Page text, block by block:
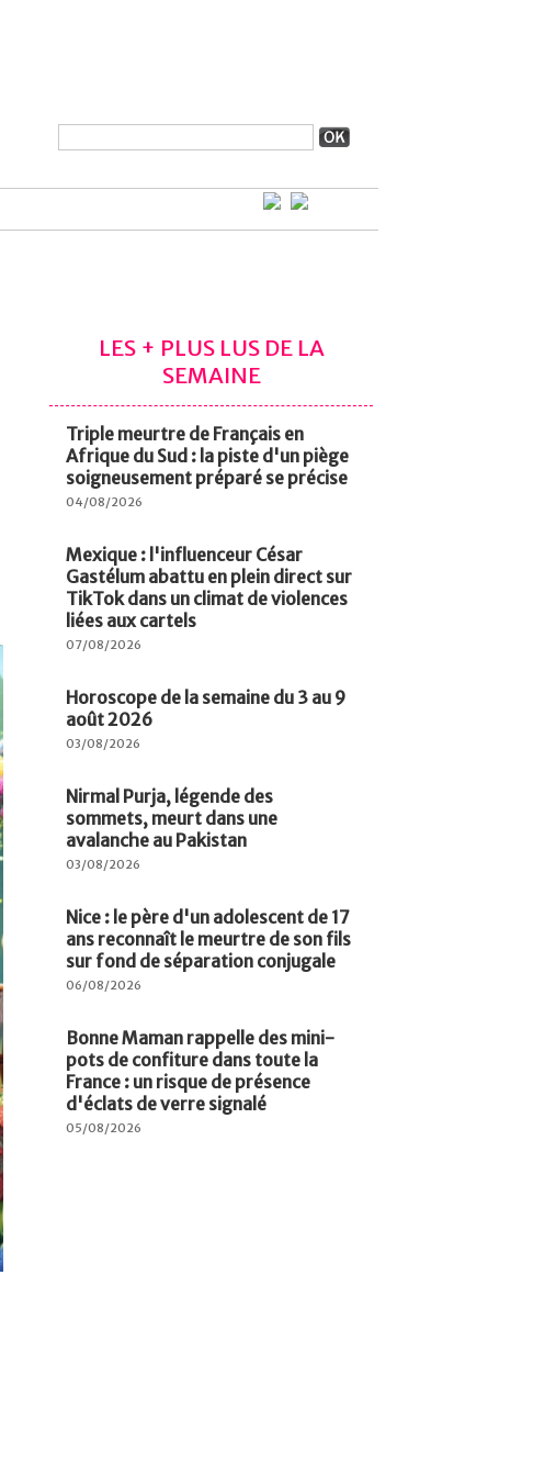
LES + PLUS LUS DE LA
SEMAINE
Triple meurtre de Français en
Afrique du Sud : la piste d'un piège
soigneusement préparé se précise
04/08/2026
Mexique : l'influenceur César
Gastélum abattu en plein direct sur
TikTok dans un climat de violences
liées aux cartels
07/08/2026
Horoscope de la semaine du 3 au 9
août 2026
03/08/2026
Nirmal Purja, légende des
sommets, meurt dans une
avalanche au Pakistan
03/08/2026
Nice : le père d'un adolescent de 17
ans reconnaît le meurtre de son fils
sur fond de séparation conjugale
06/08/2026
Bonne Maman rappelle des mini-
pots de confiture dans toute la
France : un risque de présence
d'éclats de verre signalé
05/08/2026